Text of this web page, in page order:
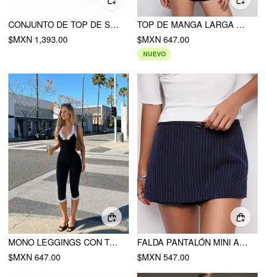
CONJUNTO DE TOP DE SATÉN CON LUNARES Y ENCAJE Y FALDA MAXI SIRENA DE TALLE MEDIO
$MXN 1,393.00
TOP DE MANGA LARGA CON CUELLO EN MALLA FLORAL, ESCOTE TIPO CUT-OUT Y RIBETE DE ENCAJE
$MXN 647.00
NUEVO
MONO LEGGINGS CON TALLE MEDIO, ESCOTE HALTER Y ENCAJE
$MXN 647.00
FALDA PANTALÓN MINI A-LINE CON CINTURÓN Y RAYAS DE TALLE BAJO
$MXN 547.00